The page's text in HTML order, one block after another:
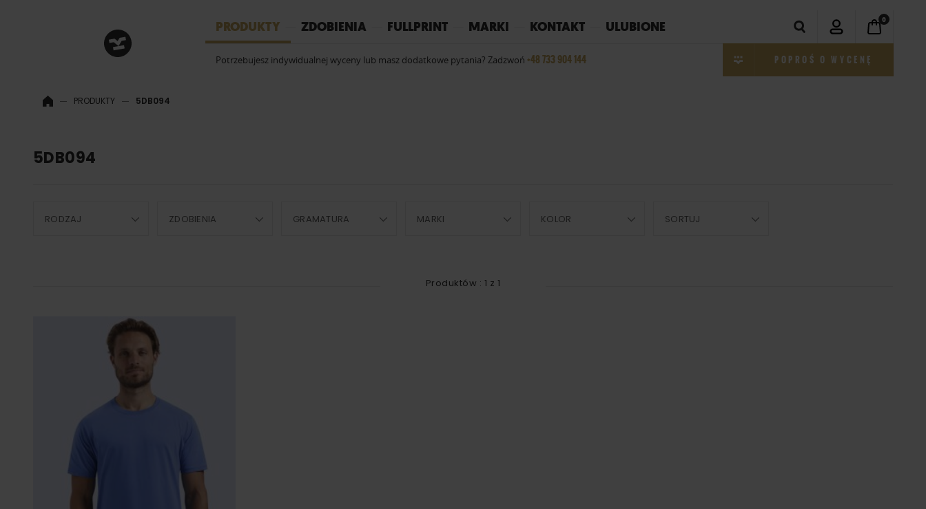
PRODUKTY ZDOBIENIA FULLPRINT MARKI KONTAKT ULUBIONE
Potrzebujesz indywidualnej wyceny lub masz dodatkowe pytania? Zadzwoń +48 733 904 144
0
POPROŚ O WYCENĘ
PRODUKTY 5DB094
5DB094
RODZAJ ZDOBIENIA GRAMATURA MARKI KOLOR SORTUJ
Produktów : 1 z 1